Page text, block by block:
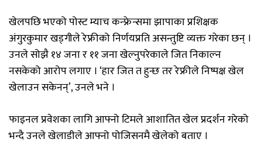
खेलपछि भएको पोस्ट म्याच कन्फ्रेन्समा झापाका प्रशिक्षक
अंगुरकुमार खड्गीले रेफ्रीको निर्णयप्रति असन्तुष्टि व्यक्त गरेका छन् ।
उनले सोझै १४ जना र ११ जना खेल्नुपरेकाले जित निकाल्न
नसकेको आरोप लगाए । ‘हार जित त हुन्छ तर रेफ्रीले निष्पक्ष खेल
खेलाउन सकेनन्’, उनले भने ।
फाइनल प्रवेशका लागि आफ्नो टिमले आशातित खेल प्रदर्शन गरेको
भन्दै उनले खेलाडीले आफ्नो पोजिसनमै खेलेको बताए ।